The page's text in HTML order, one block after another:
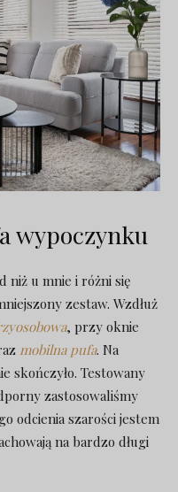
wypoczynku
niż u mnie i różni się
zestaw. Wzdłuż
, przy oknie
mobilna pufa. Na
skończyło. Testowany
zastosowaliśmy
odcienia szarości jestem
na bardzo długi